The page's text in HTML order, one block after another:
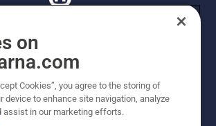
AB (publ). Tutti i diritti riservati. I prezzi
AG per i rivenditori specializzati
prezzi in CHF comprensivi di IVA
Con riserva di modifica. Tutti i prezzi
on
Cookies”, you agree to the storing of
device to enhance site navigation, analyze
assist in our marketing efforts.